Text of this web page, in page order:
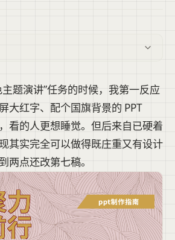
题演讲”任务的时候，我第一反应
大红字、配个国旗背景的 PPT
看的人更想睡觉。但后来自已硬着
其实完全可以做得既庄重又有设计
两点还改第七稿。